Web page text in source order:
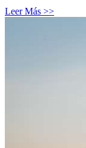
Leer Más >>